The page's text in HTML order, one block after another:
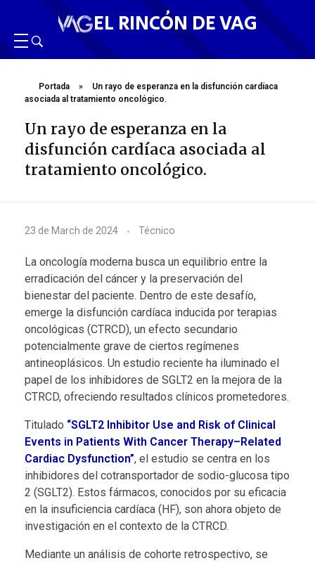
EL RINCÓN DE VAG
Portada »
Un rayo de esperanza en la disfunción cardíaca
asociada al tratamiento oncológico.
Un rayo de esperanza en la
disfunción cardíaca asociada al
tratamiento oncológico.
U
n
r
a
y
o
d
e
e
s
p
e
23 de March de 2024 Técnico
La oncología moderna busca un equilibrio entre la
erradicación del cáncer y la preservación del
bienestar del paciente. Dentro de este desafío,
emerge la disfunción cardíaca inducida por terapias
oncológicas (CTRCD), un efecto secundario
potencialmente grave de ciertos regímenes
antineoplásicos. Un estudio reciente ha iluminado el
papel de los inhibidores de SGLT2 en la mejora de la
CTRCD, ofreciendo resultados clínicos prometedores.
Titulado “SGLT2 Inhibitor Use and Risk of Clinical
Events in Patients With Cancer Therapy–Related
Cardiac Dysfunction”, el estudio se centra en los
inhibidores del cotransportador de sodio-glucosa tipo
2 (SGLT2). Estos fármacos, conocidos por su eficacia
en la insuficiencia cardíaca (HF), son ahora objeto de
investigación en el contexto de la CTRCD.
Mediante un análisis de cohorte retrospectivo, se